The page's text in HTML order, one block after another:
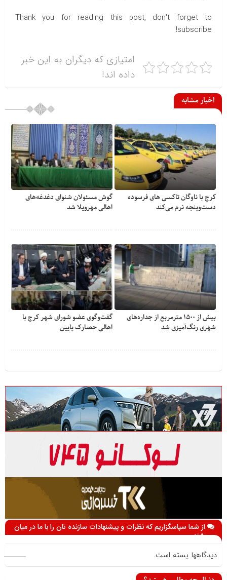
Thank you for reading this post, don't forget to
subscribe!
امتیازی که دیگران به این خبر
داده اند!
اخبار مشابه
کرج با ناوگان تاکسی های فرسوده
دست‌وپنجه نرم می‌کند
گوش مسئولان شنوای دغدغه‎‌های
اهالی مهرویلا شد
بیش از ۱۵۰۰ مترمربع از جداره‌های
شهری رنگ‌آمیزی شد
گفت‌وگوی عضو شورای شهر کرج با
اهالی حصارک پایین
از شما سپاسگزاریم که نظرات و پیشنهادات سازنده تان را با ما در میان
می گذارید
دیدگاهها بسته است.